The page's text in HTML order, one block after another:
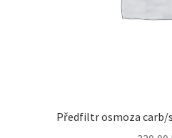
Předfiltr osmoza carb/